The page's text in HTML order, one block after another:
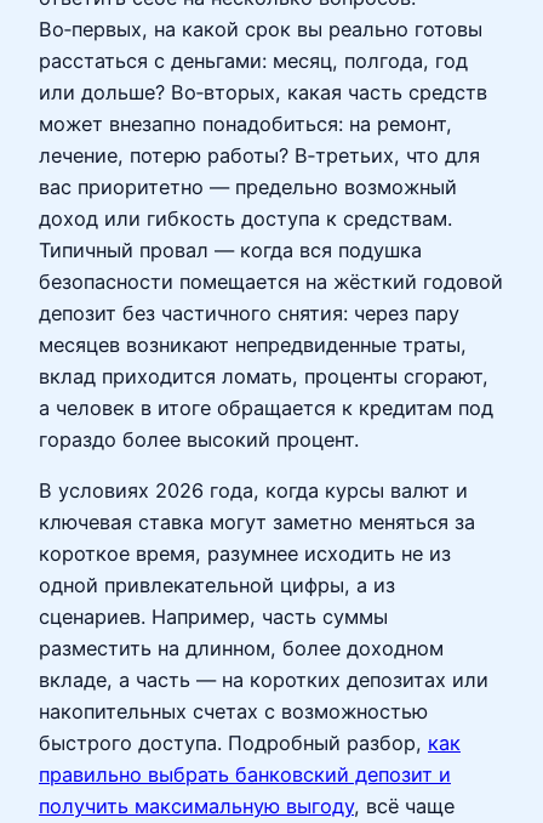
Во‑первых, на какой срок вы реально готовы
расстаться с деньгами: месяц, полгода, год
или дольше? Во‑вторых, какая часть средств
может внезапно понадобиться: на ремонт,
лечение, потерю работы? В‑третьих, что для
вас приоритетно — предельно возможный
доход или гибкость доступа к средствам.
Типичный провал — когда вся подушка
безопасности помещается на жёсткий годовой
депозит без частичного снятия: через пару
месяцев возникают непредвиденные траты,
вклад приходится ломать, проценты сгорают,
а человек в итоге обращается к кредитам под
гораздо более высокий процент.
В условиях 2026 года, когда курсы валют и
ключевая ставка могут заметно меняться за
короткое время, разумнее исходить не из
одной привлекательной цифры, а из
сценариев. Например, часть суммы
разместить на длинном, более доходном
вкладе, а часть — на коротких депозитах или
накопительных счетах с возможностью
быстрого доступа. Подробный разбор, как
правильно выбрать банковский депозит и
получить максимальную выгоду, всё чаще